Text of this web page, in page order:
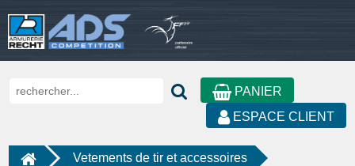
PANIER
ESPACE CLIENT
Vetements de tir et accessoires